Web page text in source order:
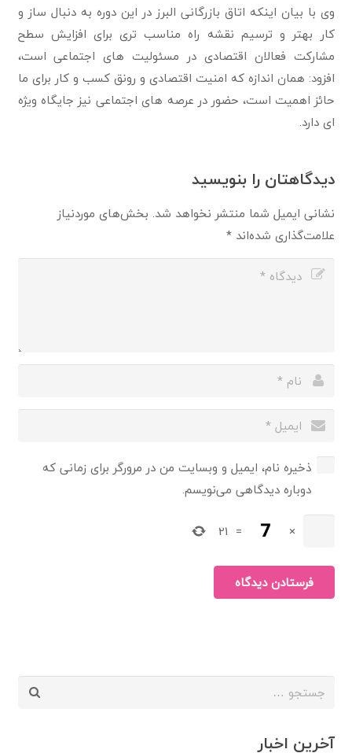
وی با بیان اینکه اتاق بازرگانی البرز در این دوره به دنبال ساز و
کار بهتر و ترسیم نقشه راه مناسب تر‌ی برای افزایش سطح
مشارکت فعالان اقتصادی در مسئولیت های اجتماعی است،
افزود: همان اندازه که امنیت اقتصادی و رونق کسب و کار برای ما
حائز اهمیت است، حضور در عرصه های اجتماعی نیز جایگاه ویژه
ای دارد.
دیدگاهتان را بنویسید
نشانی ایمیل شما منتشر نخواهد شد. بخش‌های موردنیاز
علامت‌گذاری شده‌اند*
ذخیره نام، ایمیل و وبسایت من در مرورگر برای زمانی که
دوباره دیدگاهی می‌نویسم.
×
=
21
فرستادن دیدگاه
جستجو
آخرین اخبار